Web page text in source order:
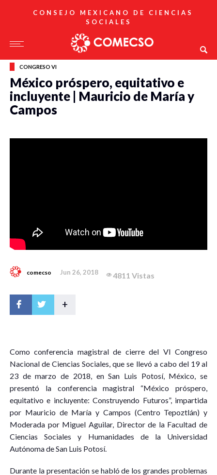
CONSEJO MEXICANO DE CIENCIAS
SOCIALES
CONGRESO VI
México próspero, equitativo e
incluyente | Mauricio de María y
Campos
comecso Jun 26, 2018 4811 Vistas
+
Como conferencia magistral de cierre del VI Congreso
Nacional de Ciencias Sociales, que se llevó a cabo del 19 al
23 de marzo de 2018, en San Luis Potosí, México, se
presentó la conferencia magistral “México próspero,
equitativo e incluyente: Construyendo Futuros”, impartida
por Mauricio de María y Campos (Centro Tepoztlán) y
Moderada por Miguel Aguilar, Director de la Facultad de
Ciencias Sociales y Humanidades de la Universidad
Autónoma de San Luis Potosí.
Durante la presentación se habló de los grandes problemas